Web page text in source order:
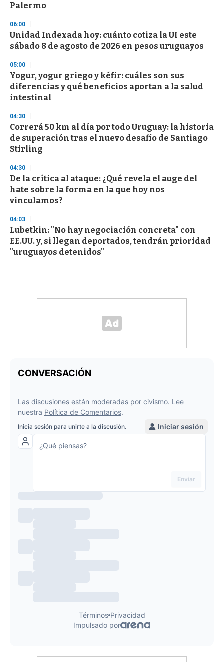
Palermo
06:00
Unidad Indexada hoy: cuánto cotiza la UI este
sábado 8 de agosto de 2026 en pesos uruguayos
05:00
Yogur, yogur griego y kéfir: cuáles son sus
diferencias y qué beneficios aportan a la salud
intestinal
04:30
Correrá 50 km al día por todo Uruguay: la historia
de superación tras el nuevo desafío de Santiago
Stirling
04:30
De la crítica al ataque: ¿Qué revela el auge del
hate sobre la forma en la que hoy nos
vinculamos?
04:03
Lubetkin: "No hay negociación concreta" con
EE.UU. y, si llegan deportados, tendrán prioridad
"uruguayos detenidos"